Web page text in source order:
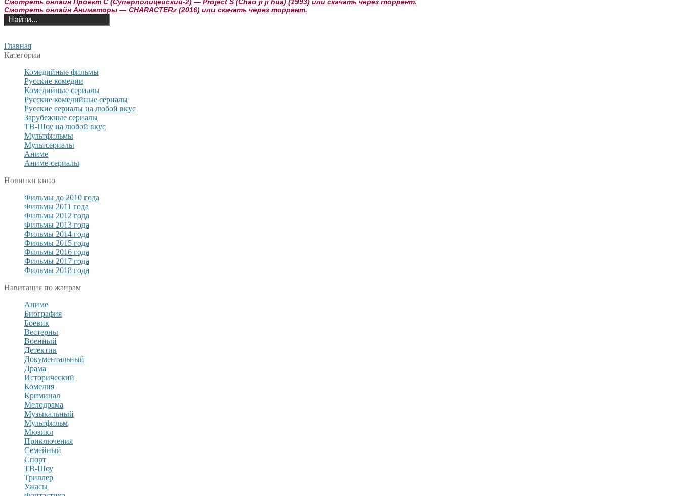
Смотреть онлайн Аниматоры — CHARACTERz (2016) или скачать через торрент.
Главная
Категории
Комедийные фильмы
Русские комедии
Комедийные сериалы
Русские комедийные сериалы
Русские сериалы на любой вкус
Зарубежные сериалы
ТВ-Шоу на любой вкус
Мультфильмы
Мультсериалы
Аниме
Аниме-сериалы
Новинки кино
Фильмы до 2010 года
Фильмы 2011 года
Фильмы 2012 года
Фильмы 2013 года
Фильмы 2014 года
Фильмы 2015 года
Фильмы 2016 года
Фильмы 2017 года
Фильмы 2018 года
Навигация по жанрам
Аниме
Биография
Боевик
Вестерны
Военный
Детектив
Документальный
Драма
Исторический
Комедия
Криминал
Мелодрама
Музыкальный
Мультфильм
Мюзикл
Приключения
Семейный
Спорт
ТВ-Шоу
Триллер
Ужасы